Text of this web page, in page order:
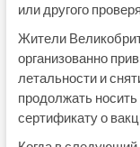
или другого
Жители
организованно
летальности и
продолжать
сертификату о